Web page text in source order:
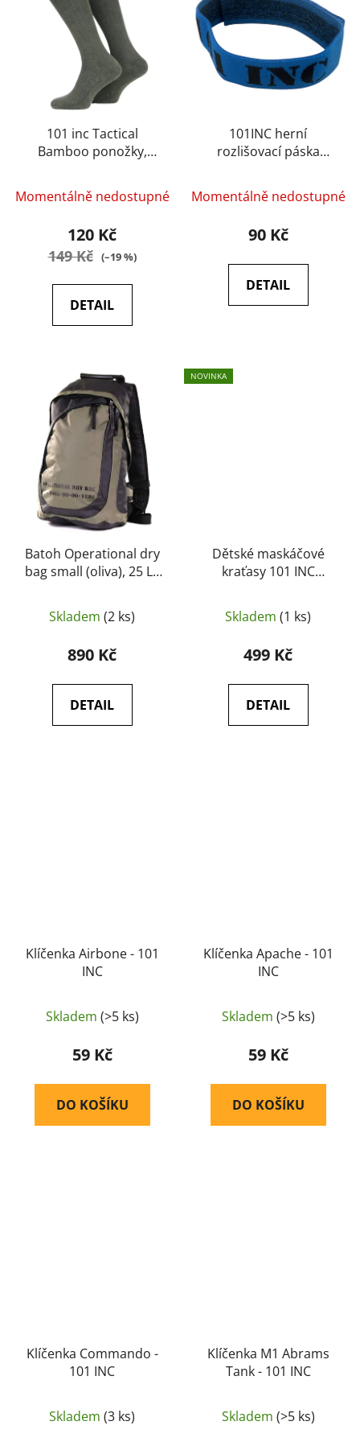
ů
101 inc Tactical
Bamboo ponožky,
Momentálně nedostupné
120 Kč
149 Kč (–19 %)
DETAIL
101INC herní
rozlišovací páska
Momentálně nedostupné
90 Kč
DETAIL
Batoh Operational dry
bag small (oliva), 25 L -
Skladem (2 ks)
890 Kč
DETAIL
NOVINKA
Dětské maskáčové
kraťasy 101 INC
Woodland
Skladem (1 ks)
499 Kč
DETAIL
Klíčenka Airbone - 101
INC
Skladem (>5 ks)
59 Kč
DO KOŠÍKU
Klíčenka Apache - 101
INC
Skladem (>5 ks)
59 Kč
DO KOŠÍKU
Klíčenka Commando -
101 INC
Skladem (3 ks)
Klíčenka M1 Abrams
Tank - 101 INC
Skladem (>5 ks)